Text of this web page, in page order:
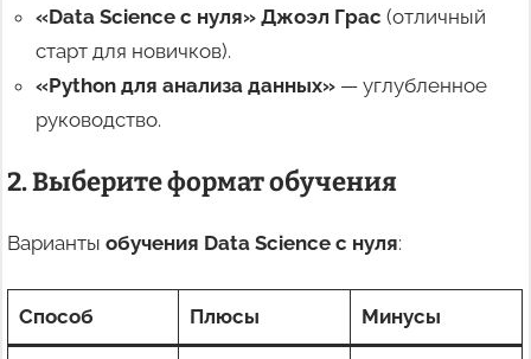
«Data Science с нуля» Джоэл Грас (отличный
старт для новичков).
«Python для анализа данных» — углубленное
руководство.
2. Выберите формат обучения
Вариантыобучения Data Science с нуля:
Способ Плюсы Минусы